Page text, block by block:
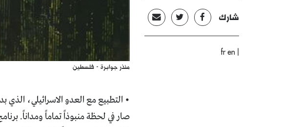
شارك
|
fr en
منذر جوابرة - فلسطين
• التطبيع مع العدو الاسرائيلي،
صار في لحظة منبوذاً تماماً ومداناً.